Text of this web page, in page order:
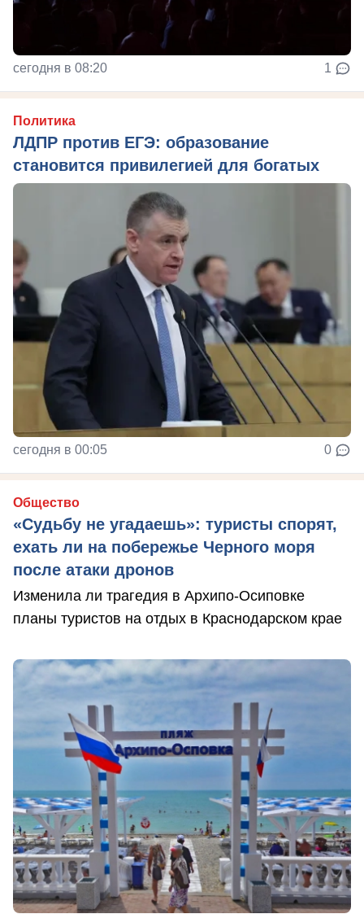
сегодня в 08:20 1
Политика
ЛДПР против ЕГЭ: образование
становится привилегией для богатых
сегодня в 00:05 0
Общество
«Судьбу не угадаешь»: туристы спорят,
ехать ли на побережье Черного моря
после атаки дронов
Изменила ли трагедия в Архипо-Осиповке
планы туристов на отдых в Краснодарском крае